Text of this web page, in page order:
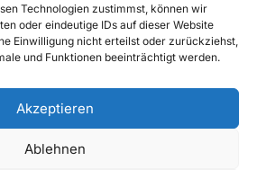
Technologien zustimmst, können wir
oder eindeutige IDs auf dieser Website
Einwilligung nicht erteilst oder zurückziehst,
und Funktionen beeinträchtigt werden.
Akzeptieren
Ablehnen
Voorwaarden
Bel ons